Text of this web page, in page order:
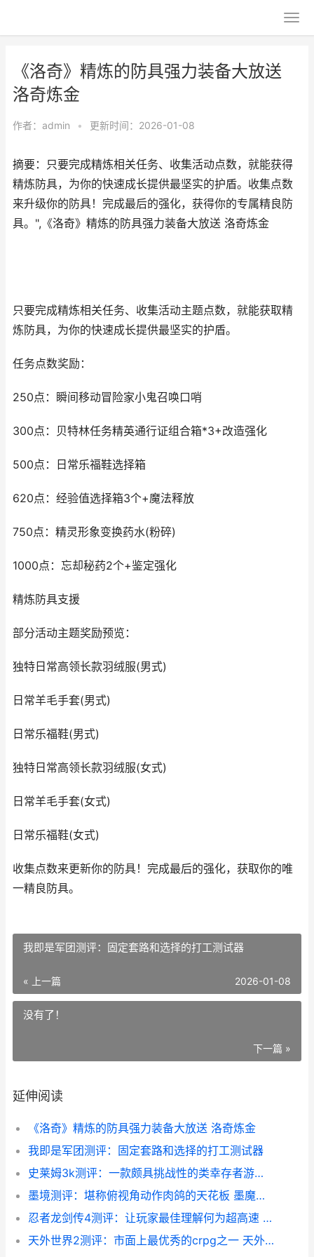
《洛奇》精炼的防具强力装备大放送
洛奇炼金
作者： admin • 更新时间：2026-01-08
摘要：只要完成精炼相关任务、收集活动点数，就能获得
精炼防具，为你的快速成长提供最坚实的护盾。收集点数
来升级你的防具！完成最后的强化，获得你的专属精良防
具。",《洛奇》精炼的防具强力装备大放送 洛奇炼金
只要完成精炼相关任务、收集活动主题点数，就能获取精
炼防具，为你的快速成长提供最坚实的护盾。
任务点数奖励：
250点：瞬间移动冒险家小鬼召唤口哨
300点：贝特林任务精英通行证组合箱*3+改造强化
500点：日常乐福鞋选择箱
620点：经验值选择箱3个+魔法释放
750点：精灵形象变换药水(粉碎)
1000点：忘却秘药2个+鉴定强化
精炼防具支援
部分活动主题奖励预览：
独特日常高领长款羽绒服(男式)
日常羊毛手套(男式)
日常乐福鞋(男式)
独特日常高领长款羽绒服(女式)
日常羊毛手套(女式)
日常乐福鞋(女式)
收集点数来更新你的防具！完成最后的强化，获取你的唯
一精良防具。
我即是军团测评：固定套路和选择的打工测试器
« 上一篇 2026-01-08
没有了！
下一篇 »
延伸阅读
《洛奇》精炼的防具强力装备大放送 洛奇炼金
我即是军团测评：固定套路和选择的打工测试器
史莱姆3k测评：一款颇具挑战性的类幸存者游戏 史莱姆sam
墨境测评：堪称俯视角动作肉鸽的天花板 墨魔镜之旅1976
忍者龙剑传4测评：让玩家最佳理解何为超高速 switch忍者龙剑传4
天外世界2测评：市面上最优秀的crpg之一 天外世界2什么时候出